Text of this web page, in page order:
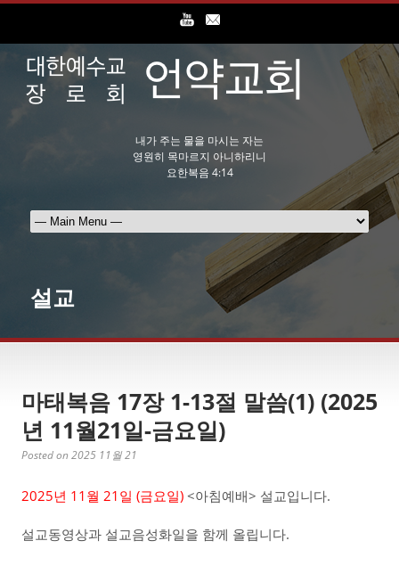
내가 주는 물을 마시는 자는
영원히 목마르지 아니하리니
요한복음 4:14
설교
마태복음 17장 1-13절 말씀(1) (2025
년 11월21일-금요일)
Posted on 2025 11월 21
2025년 11월 21일 (금요일) <아침예배> 설교입니다.
설교동영상과 설교음성화일을 함께 올립니다.